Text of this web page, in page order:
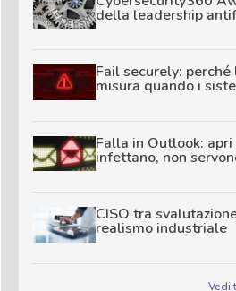
della leadership
Fail securely: perché
misura quando i
Falla in Outlook: apri
infettano, non
CISO tra
realismo industriale
Vedi